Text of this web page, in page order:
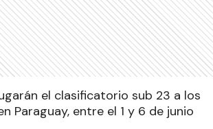
el clasificatorio sub 23 a los
Paraguay, entre el 1 y 6 de junio